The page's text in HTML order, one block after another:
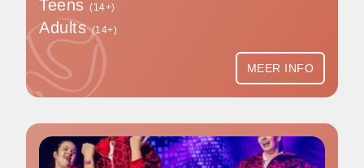
Teens (14+)
Adults(14+)
MEER INFO